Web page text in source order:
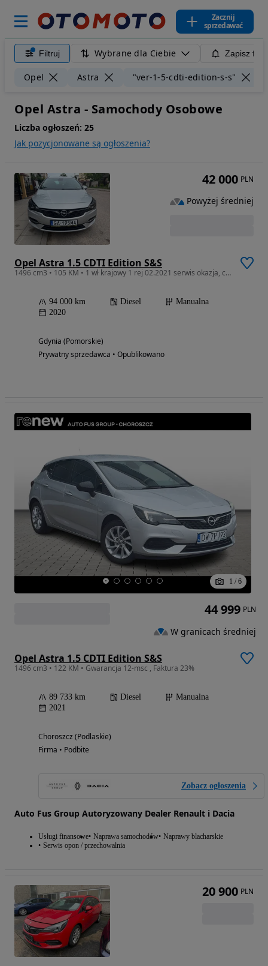
Zacznij
sprzedawać
Filtruj Wybrane dla Ciebie Zapisz
Opel Astra "ver-1-5-cdti-edition-s-s"
Opel Astra - Samochody Osobowe
Liczba ogłoszeń: 25
Jak pozycjonowane są ogłoszenia?
Opel Astra 1.5 CDTI Edition S&S
1496 cm3 • 105 KM • 1 wł krajowy 1 rej 02.2021 serwis okazja, carplay, ideał
94 000 km Diesel
Manualna
2020
Gdynia (Pomorskie)
Prywatny sprzedawca • Opublikowano
42 000 PLN
Powyżej średniej
1 / 6
Opel Astra 1.5 CDTI Edition S&S
1496 cm3 • 122 KM • Gwarancja 12-msc , Faktura 23%
89 733 km Diesel
Manualna
2021
Choroszcz (Podlaskie)
Firma • Podbite
Zobacz ogłoszenia
Auto Fus Group Autoryzowany Dealer Renault i Dacia
Usługi finansowe Naprawa samochodów Naprawy blacharskie
Serwis opon / przechowalnia
44 999 PLN
W granicach średniej
20 900 PLN